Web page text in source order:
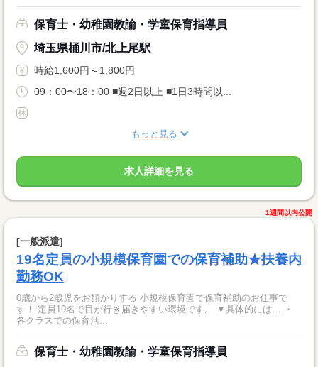
保育士・幼稚園教諭・学童保育指導員
埼玉県桶川市/北上尾駅
時給1,600円～1,800円
09：00〜18：00 ■週2日以上 ■1日3時間以...
もっと見る
求人詳細を見る
1週間以内公開
[一般派遣]
19名定員の小規模保育園での保育補助★扶養内
勤務OK
0歳から2歳児をお預かりする 小規模保育園で保育補助のお仕事で
す！ 定員19名で目が行き届きやすい環境です。 ▼具体的には… ・
各クラスでの保育活...
保育士・幼稚園教諭・学童保育指導員